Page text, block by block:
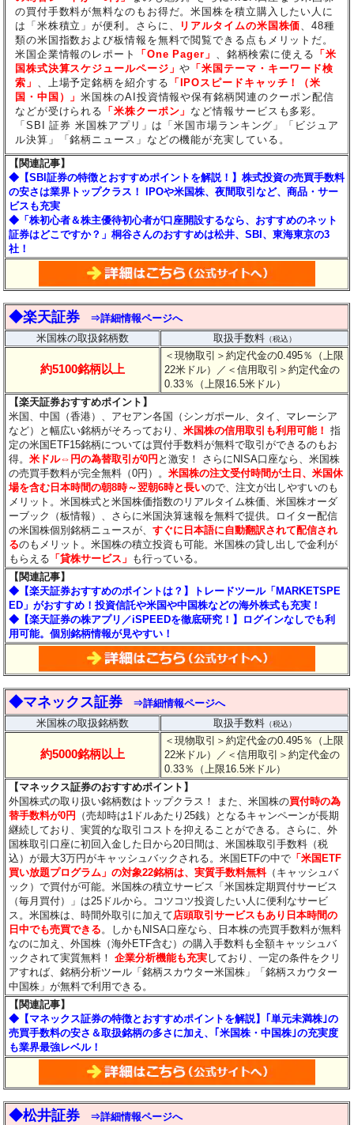
の買付手数料が無料なのもお得だ。米国株を積立購入したい人に
は「米株積立」が便利。さらに、
リアルタイムの米国株価 、48種
類の米国指数および板情報を無料で閲覧できる点もメリットだ。
米国企業情報のレポート
「One Pager」 、銘柄検索に使える 「米
国株式決算スケジュールページ」や 「米国テーマ・キーワード検
索」
、上場予定銘柄を紹介する 「IPOスピードキャッチ！（米
国・中国）」米国株のAI投資情報や保有銘柄関連のクーポン配信
などが受けられる 「米株クーポン」 など情報サービスも多彩。
「SBI 証券 米国株アプリ」は「米国市場ランキング」「ビジュア
ル決算」「銘柄ニュース」などの機能が充実している。
【関連記事】
◆【SBI証券の特徴とおすすめポイントを解説！】株式投資の売買手数料
の安さは業界トップクラス！ IPOや米国株、夜間取引など、商品・サー
ビスも充実
◆「株初心者＆株主優待初心者が口座開設するなら、おすすめのネット
証券はどこですか？」桐谷さんのおすすめは松井、SBI、東海東京の3
社！
◆楽天証券
⇒詳細情報ページへ
米国株の取扱銘柄数
取扱手数料（税込）
約5100銘柄以上
＜現物取引＞約定代金の0.495％（上限
22米ドル）
／＜信用取引＞約定代金の
0.33％（上限16.5米ドル）
【楽天証券おすすめポイント】
米国、中国（香港）、アセアン各国（シンガポール、タイ、マレーシア
など）と幅広い銘柄がそろっており、米国株の信用取引も利用可能！ 指
定の米国ETF15銘柄については買付手数料が無料で取引ができるのもお
得。米ドル⇔円の為替取引が0円 と激安！ さらにNISA口座なら、米国株
の売買手数料が完全無料（0円）。米国株の注文受付時間が土日、米国休
場を含む日本時間の朝8時～翌朝6時と長いので、注文が出しやすいのも
メリット。米国株式と米国株価指数のリアルタイム株価、米国株オーダ
ーブック（板情報）、さらに米国決算速報を無料で提供。ロイター配信
の米国株個別銘柄ニュースが、すぐに日本語に自動翻訳されて配信され
るのもメリット。米国株の積立投資も可能。米国株の貸し出しで金利が
もらえる 「貸株サービス」 も行っている。
【関連記事】
◆ 【楽天証券おすすめのポイントは？】トレードツール「MARKETSPE
ED」がおすすめ！投資信託や米国や中国株などの海外株式も充実！
◆【楽天証券の株アプリ／iSPEEDを徹底研究！】ログインなしでも利
用可能。個別銘柄情報が見やすい！
◆マネックス証券
⇒詳細情報ページへ
米国株の取扱銘柄数
取扱手数料（税込）
約5000銘柄以上
＜現物取引＞約定代金の0.495％（上限
22米ドル）
／＜信用取引＞約定代金の
0.33％（上限16.5米ドル）
【マネックス証券のおすすめポイント】
外国株式の取り扱い銘柄数はトップクラス！ また、米国株の買付時の為
替手数料が0円
（売却時は1ドルあたり25銭）となるキャンペーンが長期
継続しており、実質的な取引コストを抑えることができる。さらに、外
国株取引口座に初回入金した日から20日間は、米国株取引手数料（税
込）が最大3万円がキャッシュバックされる。米国ETFの中で 「米国ETF
買い放題プログラム」の対象22銘柄は、実質手数料無料（キャッシュバ
ック）で買付が可能。米国株の積立サービス「米国株定期買付サービス
（毎月買付）」は25ドルから。コツコツ投資したい人に便利なサービ
ス。米国株は、時間外取引に加えて店頭取引サービスもあり日本時間の
日中でも売買できる。しかもNISA口座なら、日本株の売買手数料が無料
なのに加え、外国株（海外ETF含む）の購入手数料も全額キャッシュバ
ックされて実質無料！企業分析機能も充実しており、一定の条件をクリ
アすれば、銘柄分析ツール「銘柄スカウター米国株」「銘柄スカウター
中国株」が無料で利用できる。
【関連記事】
◆【マネックス証券の特徴とおすすめポイントを解説】｢単元未満株｣の
売買手数料の安さ＆取扱銘柄の多さに加え、｢米国株・中国株｣の充実度
も業界最強レベル！
◆松井証券
⇒詳細情報ページへ